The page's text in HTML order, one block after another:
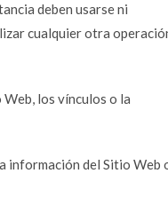
deben usarse ni
cualquier otra
los vínculos o la
información del Sitio Web